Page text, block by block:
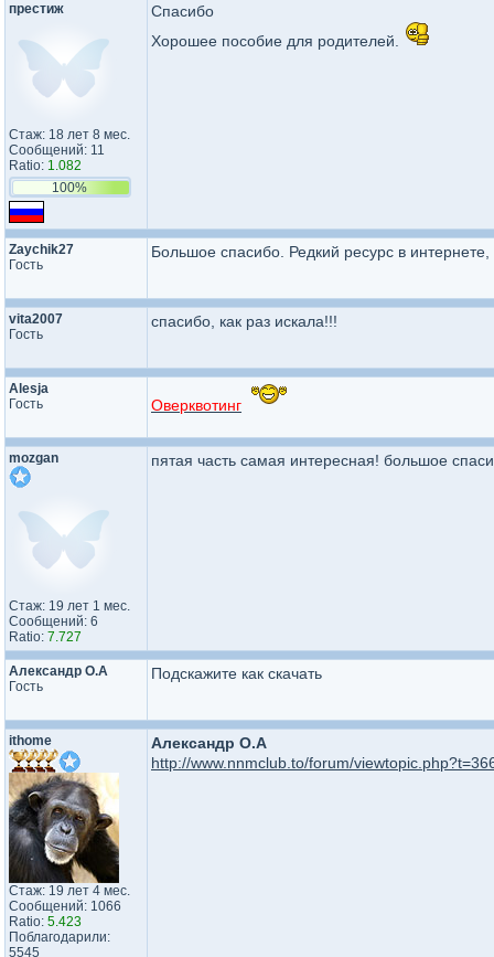
престиж
Стаж: 18 лет 8 мес.
Сообщений: 11
Ratio: 1.082
100%
Спасибо
Хорошее пособие для родителей.
Zaychik27
Гость
Большое спасибо. Редкий ресурс в
vita2007
Гость
спасибо, как раз искала!!!
Alesja
Гость
Оверквотинг
mozgan
Стаж: 19 лет 1 мес.
Сообщений: 6
Ratio: 7.727
пятая часть самая интересная! большое
Александр О.А
Гость
Подскажите как скачать
ithome
Стаж: 19 лет 4 мес.
Сообщений: 1066
Ratio: 5.423
Поблагодарили:
5545
Александр О.А
http://www.nnmclub.to/forum/